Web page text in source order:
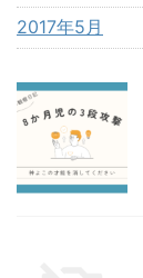
2017年5月